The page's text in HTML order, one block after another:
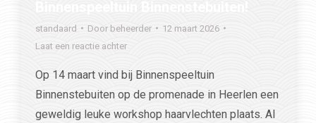
standaard Door beheerder
12 maart 2026
Laat een reactie achter
Op 14 maart vind bij Binnenspeeltuin
Binnenstebuiten op de promenade in Heerlen een
geweldig leuke workshop haarvlechten plaats. Al